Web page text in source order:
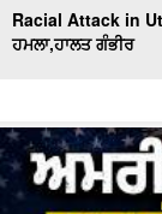
Racial Attack in
ਹਮਲਾ,ਹਾਲਤ ਗੰਭੀਰ